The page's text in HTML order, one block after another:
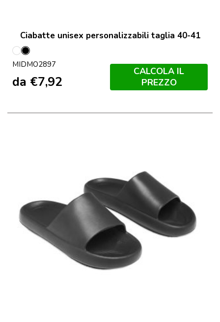
Ciabatte unisex personalizzabili taglia 40-41
Bianco
Nero
MIDMO2897
da €7,92
CALCOLA IL
PREZZO